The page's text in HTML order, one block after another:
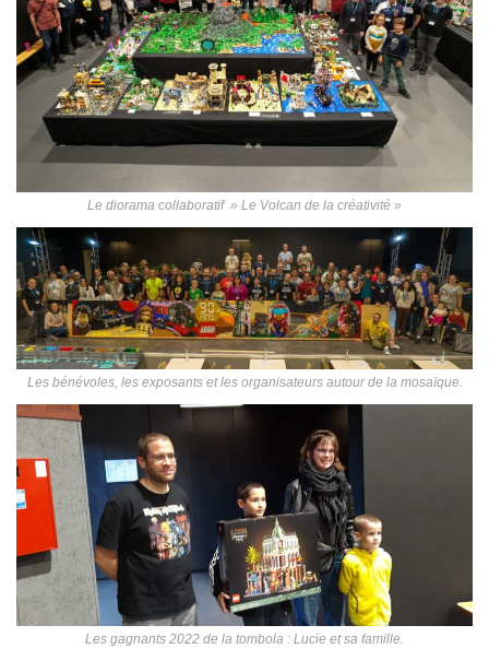
Le diorama collaboratif » Le Volcan de la créativité »
Les bénévoles, les exposants et les organisateurs autour de la mosaïque.
Les gagnants 2022 de la tombola : Lucie et sa famille.